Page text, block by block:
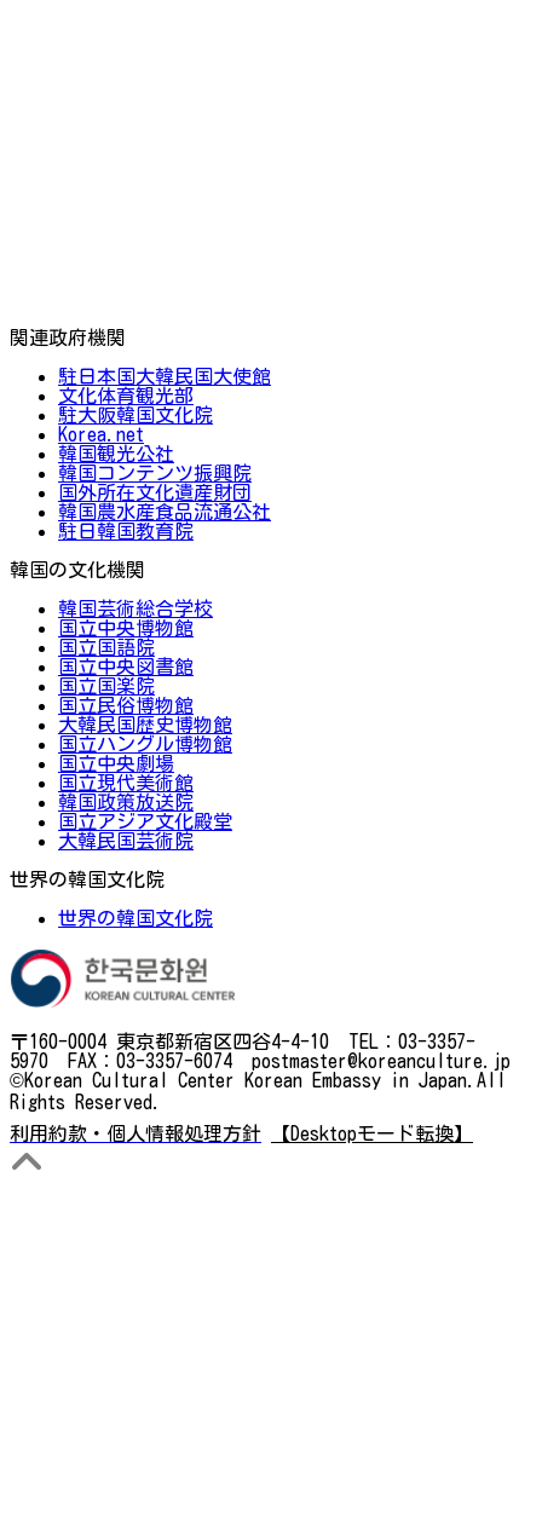
関連政府機関
駐日本国大韓民国大使館
文化体育観光部
駐大阪韓国文化院
Korea.net
韓国観光公社
韓国コンテンツ振興院
国外所在文化遺産財団
韓国農水産食品流通公社
駐日韓国教育院
韓国の文化機関
韓国芸術総合学校
国立中央博物館
国立国語院
国立中央図書館
国立国楽院
国立民俗博物館
大韓民国歴史博物館
国立ハングル博物館
国立中央劇場
国立現代美術館
韓国政策放送院
国立アジア文化殿堂
大韓民国芸術院
世界の韓国文化院
世界の韓国文化院
〒160-0004 東京都新宿区四谷4-4-10 TEL：03-3357-
5970 FAX：03-3357-6074 postmaster@koreanculture.jp
©Korean Cultural Center Korean Embassy in Japan.All
Rights Reserved.
利用約款・個人情報処理方針
【Desktopモード転換】